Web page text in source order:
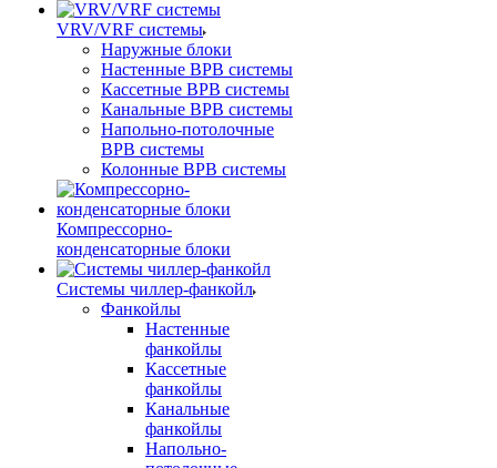
VRV/VRF системы
Наружные блоки
Настенные ВРВ системы
Кассетные ВРВ системы
Канальные ВРВ системы
Напольно-потолочные
ВРВ системы
Колонные ВРВ системы
Компрессорно-
конденсаторные блоки
Системы чиллер-фанкойл
Фанкойлы
Настенные
фанкойлы
Кассетные
фанкойлы
Канальные
фанкойлы
Напольно-